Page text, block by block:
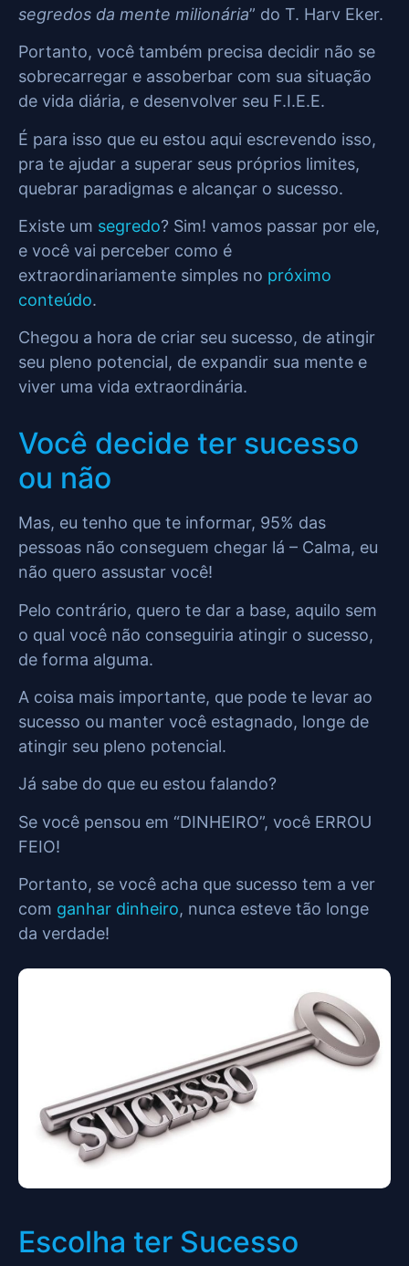
segredos da mente milionária” do T. Harv Eker.
Portanto, você também precisa decidir não se
sobrecarregar e assoberbar com sua situação
de vida diária, e desenvolver seu F.I.E.E.
É para isso que eu estou aqui escrevendo isso,
pra te ajudar a superar seus próprios limites,
quebrar paradigmas e alcançar o sucesso.
Existe um segredo? Sim! vamos passar por ele,
e você vai perceber como é
extraordinariamente simples no próximo
conteúdo.
Chegou a hora de criar seu sucesso, de atingir
seu pleno potencial, de expandir sua mente e
viver uma vida extraordinária.
Você decide ter sucesso
ou não
Mas, eu tenho que te informar, 95% das
pessoas não conseguem chegar lá – Calma, eu
não quero assustar você!
Pelo contrário, quero te dar a base, aquilo sem
o qual você não conseguiria atingir o sucesso,
de forma alguma.
A coisa mais importante, que pode te levar ao
sucesso ou manter você estagnado, longe de
atingir seu pleno potencial.
Já sabe do que eu estou falando?
Se você pensou em “DINHEIRO”, você ERROU
FEIO!
Portanto, se você acha que sucesso tem a ver
com ganhar dinheiro, nunca esteve tão longe
da verdade!
Escolha ter Sucesso